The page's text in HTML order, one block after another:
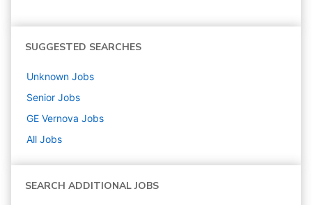
SUGGESTED SEARCHES
Unknown Jobs
Senior Jobs
GE Vernova Jobs
All Jobs
SEARCH ADDITIONAL JOBS